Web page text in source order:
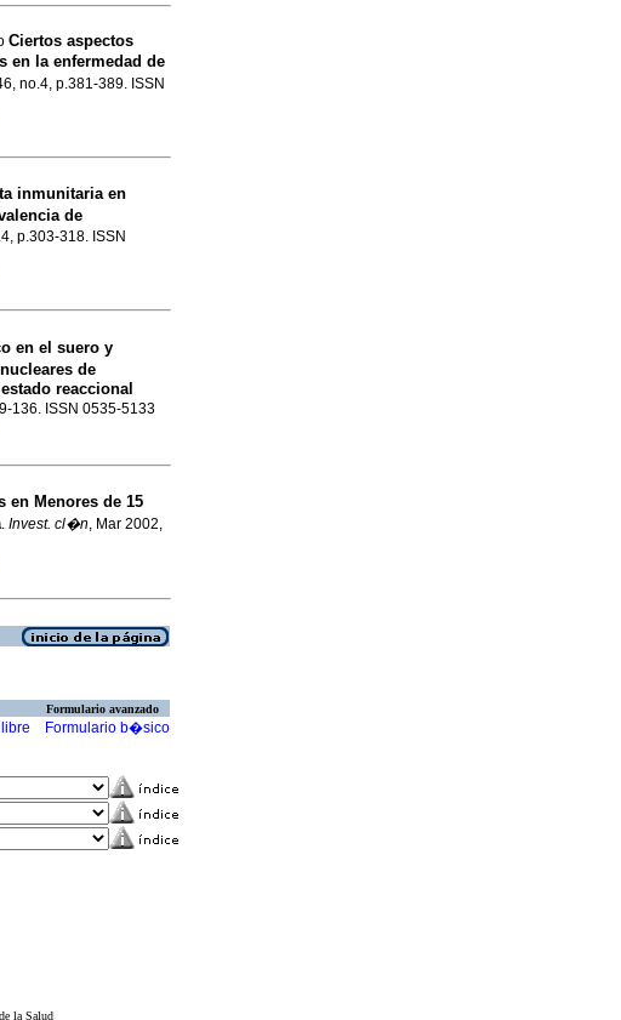
Ciertos aspectos
en la enfermedad de
no.4, p.381-389. ISSN
inmunitaria en
de
p.303-318. ISSN
en el suero y
de
reaccional
136. ISSN 0535-5133
en Menores de 15
. Invest. cl�n, Mar 2002,
Formulario avanzado
Formulario b�sico
la Salud